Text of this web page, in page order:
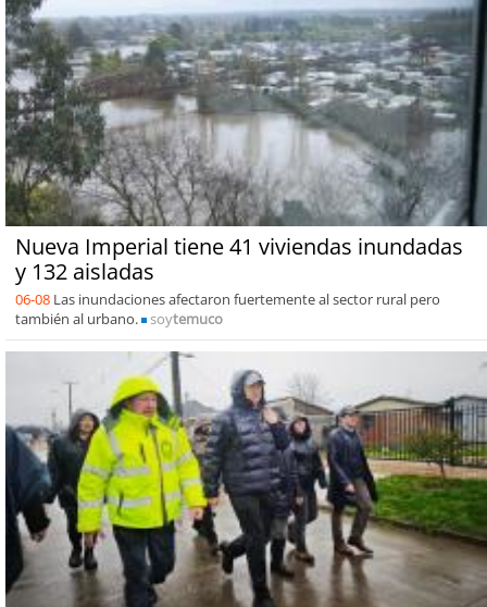
Nueva Imperial tiene 41 viviendas inundadas
y 132 aisladas
06-08 Las inundaciones afectaron fuertemente al sector rural pero
también al urbano.
soytemuco